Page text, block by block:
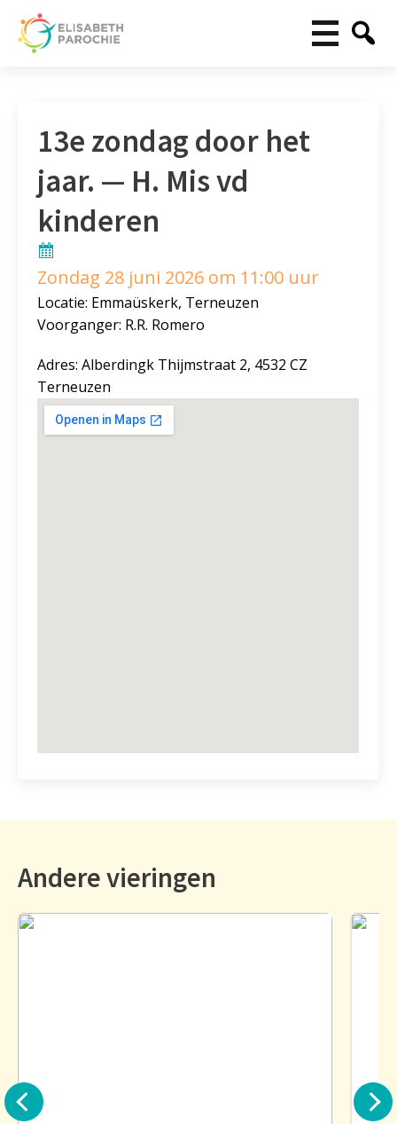
13e zondag door het
jaar. — H. Mis vd
kinderen
Zondag 28 juni 2026 om 11:00 uur
Locatie: Emmaüskerk, Terneuzen
Voorganger: R.R. Romero
Adres: Alberdingk Thijmstraat 2, 4532 CZ
Terneuzen
Andere vieringen